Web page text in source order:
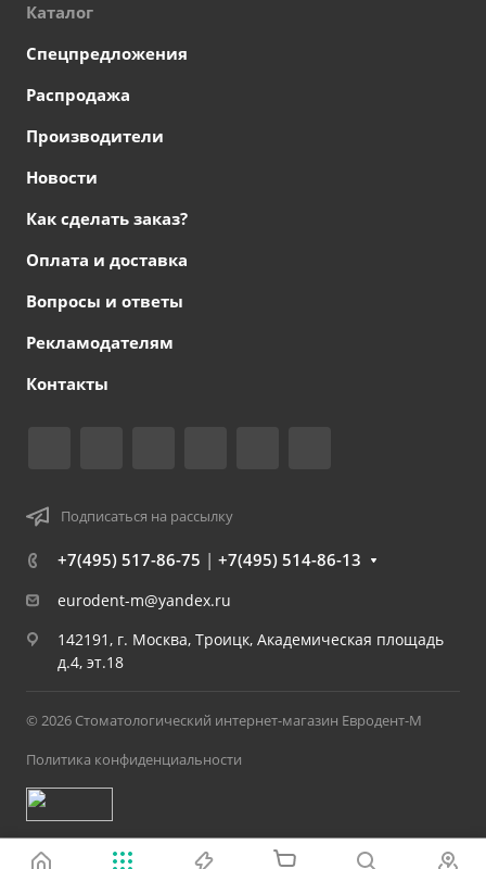
Каталог
Спецпредложения
Распродажа
Производители
Новости
Как сделать заказ?
Оплата и доставка
Вопросы и ответы
Рекламодателям
Контакты
Подписаться на рассылку
+7(495) 517-86-75 | +7(495) 514-86-13
eurodent-m@yandex.ru
142191, г. Москва, Троицк, Академическая площадь
д.4, эт.18
© 2026 Стоматологический интернет-магазин Евродент-М
Политика конфиденциальности